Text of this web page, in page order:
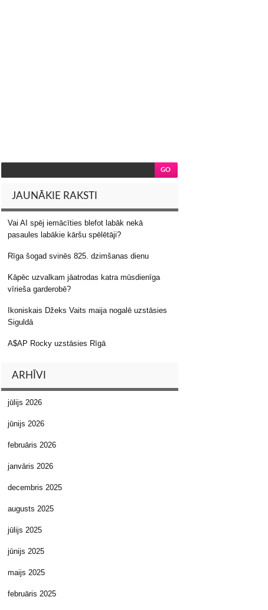
JAUNĀKIE RAKSTI
Vai AI spēj iemācīties blefot labāk nekā
pasaules labākie kāršu spēlētāji?
Rīga šogad svinēs 825. dzimšanas dienu
Kāpēc uzvalkam jāatrodas katra mūsdienīga
vīrieša garderobē?
Ikoniskais Džeks Vaits maija nogalē uzstāsies
Siguldā
A$AP Rocky uzstāsies Rīgā
ARHĪVI
jūlijs 2026
jūnijs 2026
februāris 2026
janvāris 2026
decembris 2025
augusts 2025
jūlijs 2025
jūnijs 2025
maijs 2025
februāris 2025